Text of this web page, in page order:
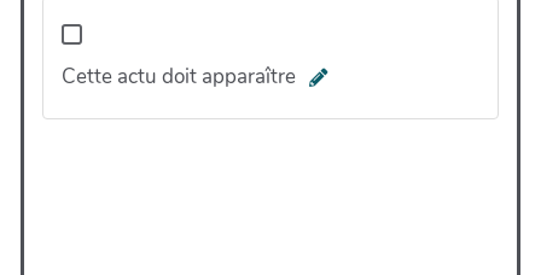
Cette actu doit apparaître